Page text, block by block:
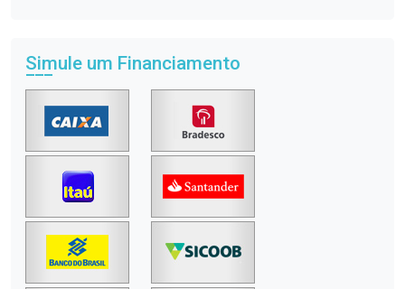
Simule um Financiamento